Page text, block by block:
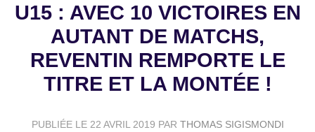
U15 : AVEC 10 VICTOIRES EN
AUTANT DE MATCHS,
REVENTIN REMPORTE LE
TITRE ET LA MONTÉE !
PUBLIÉE LE 22 AVRIL 2019 PAR THOMAS SIGISMONDI